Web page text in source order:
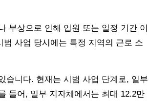
부상으로 인해 입원 또는 일정 기간 이
사업 당시에는 특정 지역의 근로 소
습니다. 현재는 시범 사업 단계로, 일부
들어, 일부 지자체에서는 최대 12.2만